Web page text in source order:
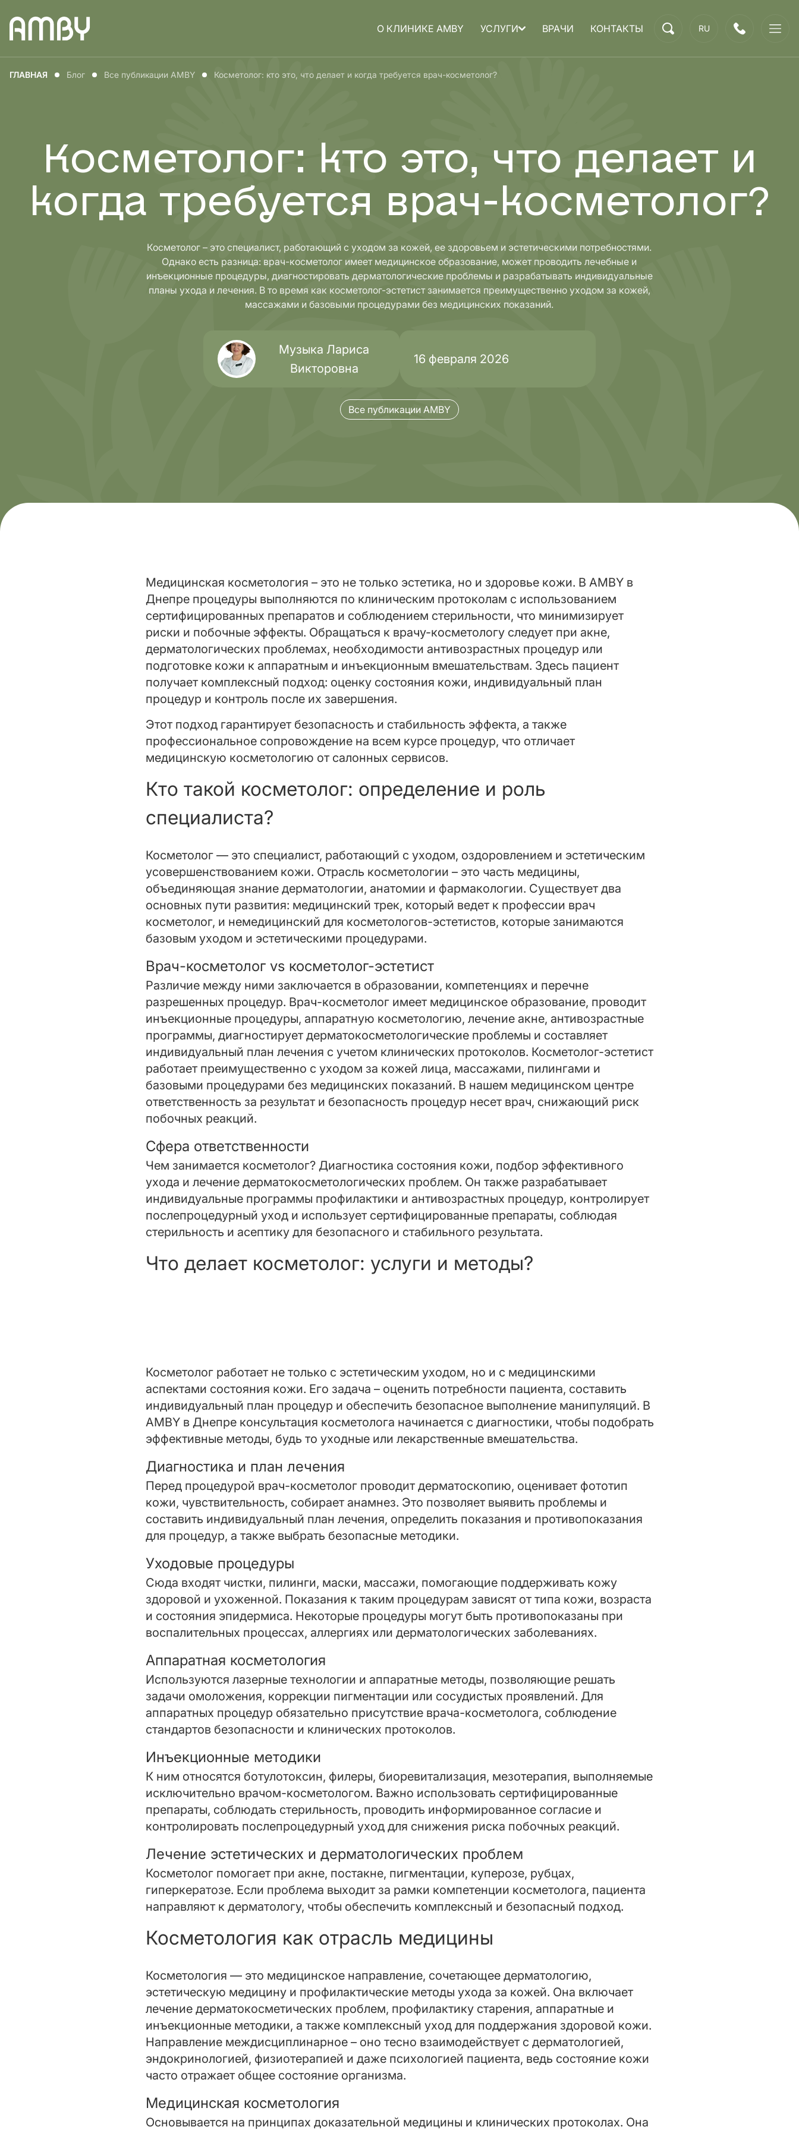
О КЛИНИКЕ AMBY УСЛУГИ
Медицина для
Медицина для
Медицина для
ВРАЧИ КОНТАКТЫ RU
ГЛАВНАЯ Блог Все публикации AMBY Косметолог: кто это, что делает и когда требуется врач-косметолог?
Косметолог: кто это, что делает и
когда требуется врач-косметолог?
Косметолог – это специалист, работающий с уходом за кожей, ее здоровьем и эстетическими потребностями.
Однако есть разница: врач-косметолог имеет медицинское образование, может проводить лечебные и
инъекционные процедуры, диагностировать дерматологические проблемы и разрабатывать индивидуальные
планы ухода и лечения. В то время как косметолог-эстетист занимается преимущественно уходом за кожей,
массажами и базовыми процедурами без медицинских показаний.
Музыка Лариса
Викторовна
16 февраля 2026
Все публикации AMBY
Медицинская косметология – это не только эстетика, но и здоровье кожи. В AMBY в
Днепре процедуры выполняются по клиническим протоколам с использованием
сертифицированных препаратов и соблюдением стерильности, что минимизирует
риски и побочные эффекты. Обращаться к врачу-косметологу следует при акне,
дерматологических проблемах, необходимости антивозрастных процедур или
подготовке кожи к аппаратным и инъекционным вмешательствам. Здесь пациент
получает комплексный подход: оценку состояния кожи, индивидуальный план
процедур и контроль после их завершения.
Этот подход гарантирует безопасность и стабильность эффекта, а также
профессиональное сопровождение на всем курсе процедур, что отличает
медицинскую косметологию от салонных сервисов.
Кто такой косметолог: определение и роль
специалиста?
Косметолог — это специалист, работающий с уходом, оздоровлением и эстетическим
усовершенствованием кожи. Отрасль косметологии – это часть медицины,
объединяющая знание дерматологии, анатомии и фармакологии. Существует два
основных пути развития: медицинский трек, который ведет к профессии врач
косметолог, и немедицинский для косметологов-эстетистов, которые занимаются
базовым уходом и эстетическими процедурами.
Врач-косметолог vs косметолог-эстетист
Различие между ними заключается в образовании, компетенциях и перечне
разрешенных процедур. Врач-косметолог имеет медицинское образование, проводит
инъекционные процедуры, аппаратную косметологию, лечение акне, антивозрастные
программы, диагностирует дерматокосметологические проблемы и составляет
индивидуальный план лечения с учетом клинических протоколов. Косметолог-эстетист
работает преимущественно с уходом за кожей лица, массажами, пилингами и
базовыми процедурами без медицинских показаний. В нашем медицинском центре
ответственность за результат и безопасность процедур несет врач, снижающий риск
побочных реакций.
Сфера ответственности
Чем занимается косметолог? Диагностика состояния кожи, подбор эффективного
ухода и лечение дерматокосметологических проблем. Он также разрабатывает
индивидуальные программы профилактики и антивозрастных процедур, контролирует
послепроцедурный уход и использует сертифицированные препараты, соблюдая
стерильность и асептику для безопасного и стабильного результата.
Что делает косметолог: услуги и методы?
Косметолог работает не только с эстетическим уходом, но и с медицинскими
аспектами состояния кожи. Его задача – оценить потребности пациента, составить
индивидуальный план процедур и обеспечить безопасное выполнение манипуляций. В
AMBY в Днепре консультация косметолога начинается с диагностики, чтобы подобрать
эффективные методы, будь то уходные или лекарственные вмешательства.
Диагностика и план лечения
Перед процедурой врач-косметолог проводит дерматоскопию, оценивает фототип
кожи, чувствительность, собирает анамнез. Это позволяет выявить проблемы и
составить индивидуальный план лечения, определить показания и противопоказания
для процедур, а также выбрать безопасные методики.
Уходовые процедуры
Сюда входят чистки, пилинги, маски, массажи, помогающие поддерживать кожу
здоровой и ухоженной. Показания к таким процедурам зависят от типа кожи, возраста
и состояния эпидермиса. Некоторые процедуры могут быть противопоказаны при
воспалительных процессах, аллергиях или дерматологических заболеваниях.
Аппаратная косметология
Используются лазерные технологии и аппаратные методы, позволяющие решать
задачи омоложения, коррекции пигментации или сосудистых проявлений. Для
аппаратных процедур обязательно присутствие врача-косметолога, соблюдение
стандартов безопасности и клинических протоколов.
Инъекционные методики
К ним относятся ботулотоксин, филеры, биоревитализация, мезотерапия, выполняемые
исключительно врачом-косметологом. Важно использовать сертифицированные
препараты, соблюдать стерильность, проводить информированное согласие и
контролировать послепроцедурный уход для снижения риска побочных реакций.
Лечение эстетических и дерматологических проблем
Косметолог помогает при акне, постакне, пигментации, куперозе, рубцах,
гиперкератозе. Если проблема выходит за рамки компетенции косметолога, пациента
направляют к дерматологу, чтобы обеспечить комплексный и безопасный подход.
Косметология как отрасль медицины
Косметология — это медицинское направление, сочетающее дерматологию,
эстетическую медицину и профилактические методы ухода за кожей. Она включает
лечение дерматокосметических проблем, профилактику старения, аппаратные и
инъекционные методики, а также комплексный уход для поддержания здоровой кожи.
Направление междисциплинарное – оно тесно взаимодействует с дерматологией,
эндокринологией, физиотерапией и даже психологией пациента, ведь состояние кожи
часто отражает общее состояние организма.
Медицинская косметология
Основывается на принципах доказательной медицины и клинических протоколах. Она